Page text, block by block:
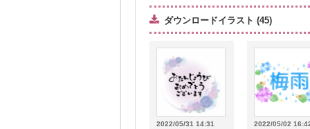
ダウンロードイラスト (45)
2022/05/31 14:31 2022/05/02